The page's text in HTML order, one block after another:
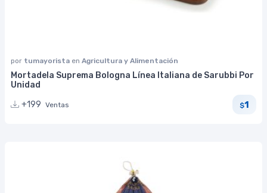
por tumayorista en Agricultura y Alimentación
Mortadela Suprema Bologna Línea Italiana de Sarubbi Por
Unidad
+199 Ventas $1